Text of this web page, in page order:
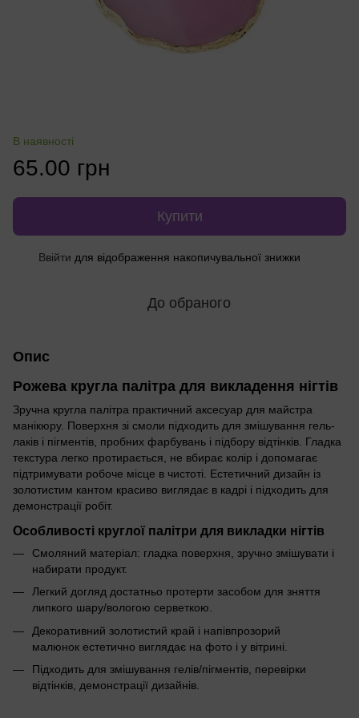
В наявності
65.00 грн
Купити
Ввійти для відображення накопичувальної знижки
До обраного
Опис
Рожева кругла палітра для викладення нігтів
Зручна кругла палітра практичний аксесуар для майстра
манікюру. Поверхня зі смоли підходить для змішування гель-
лаків і пігментів, пробних фарбувань і підбору відтінків. Гладка
текстура легко протирається, не вбирає колір і допомагає
підтримувати робоче місце в чистоті. Естетичний дизайн із
золотистим кантом красиво виглядає в кадрі і підходить для
демонстрації робіт.
Особливості круглої палітри для викладки нігтів
Смоляний матеріал: гладка поверхня, зручно змішувати і
набирати продукт.
Легкий догляд достатньо протерти засобом для зняття
липкого шару/вологою серветкою.
Декоративний золотистий край і напівпрозорий
малюнок естетично виглядає на фото і у вітрині.
Підходить для змішування гелів/пігментів, перевірки
відтінків, демонстрації дизайнів.